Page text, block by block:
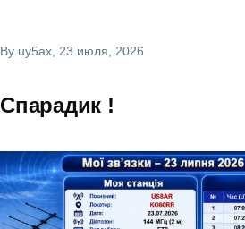
By uy5ax, 23 июля, 2026
Спарадик !